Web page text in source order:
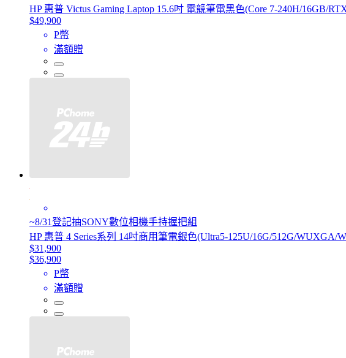
HP 惠普 Victus Gaming Laptop 15.6吋 電競筆電黑色(Core 7-240H/16GB/
$49,900
P幣
滿額贈
~8/31登記抽SONY數位相機手持握把組
HP 惠普 4 Series系列 14吋商用筆電銀色(Ultra5-125U/16G/512G/WUXGA/
$31,900
$36,900
P幣
滿額贈